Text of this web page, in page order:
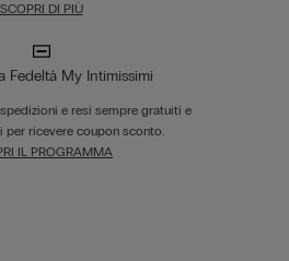
SCOPRI DI PIÙ
Fedeltà My Intimissimi
e resi sempre gratuiti e
per ricevere coupon sconto.
IL PROGRAMMA